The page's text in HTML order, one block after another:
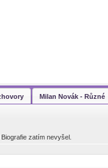
Milan Novák - Různé
zatím nevyšel.